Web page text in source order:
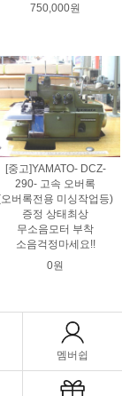
750,000원
[중고]YAMATO- DCZ-
290- 고속 오버록
버록전용 미싱작업등)
증정 상태최상
무소음모터 부착
소음걱정마세요!!
0원
멤버쉽